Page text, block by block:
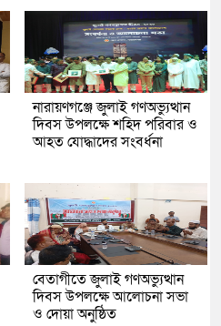
নারায়ণগঞ্জে জুলাই গণঅভ্যুত্থান
দিবস উপলক্ষে শহিদ পরিবার ও
আহত যোদ্ধাদের সংবর্ধনা
বেতাগীতে জুলাই গণঅভ্যুত্থান
দিবস উপলক্ষে আলোচনা সভা
ও দোয়া অনুষ্ঠিত